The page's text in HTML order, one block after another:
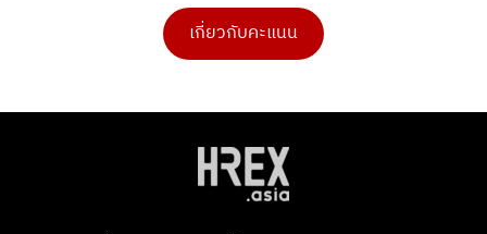
ดร.เบ็ญจวรรณ บุญใจเพ็ชร
3 คะแนน
1 คะแนน
เกี่ยวกับคะแนน